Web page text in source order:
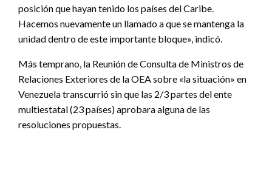
posición que hayan tenido los países del Caribe.
Hacemos nuevamente un llamado a que se mantenga la
unidad dentro de este importante bloque», indicó.
Más temprano, la Reunión de Consulta de Ministros de
Relaciones Exteriores de la OEA sobre «la situación» en
Venezuela transcurrió sin que las 2/3 partes del ente
multiestatal (23 países) aprobara alguna de las
resoluciones propuestas.